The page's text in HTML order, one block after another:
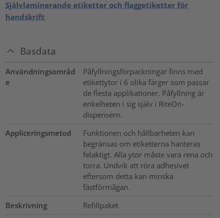
Självlaminerande etiketter och flaggetiketter för
handskrift
Basdata
Användningsområd
e
Påfyllningsförpackningar finns med
etikettytor i 6 olika färger som passar
de flesta applikationer. Påfyllning är
enkelheten i sig själv i RiteOn-
dispensern.
Appliceringsmetod
Funktionen och hållbarheten kan
begränsas om etiketterna hanteras
felaktigt. Alla ytor måste vara rena och
torra. Undvik att röra adhesivet
eftersom detta kan minska
fästförmågan.
Beskrivning
Refillpaket